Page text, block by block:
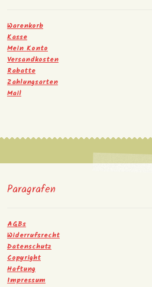
Warenkorb
Kasse
Mein Konto
Versandkosten
Rabatte
Zahlungsarten
Mail
Paragrafen
AGBs
Widerrufsrecht
Datenschutz
Copyright
Haftung
Impressum